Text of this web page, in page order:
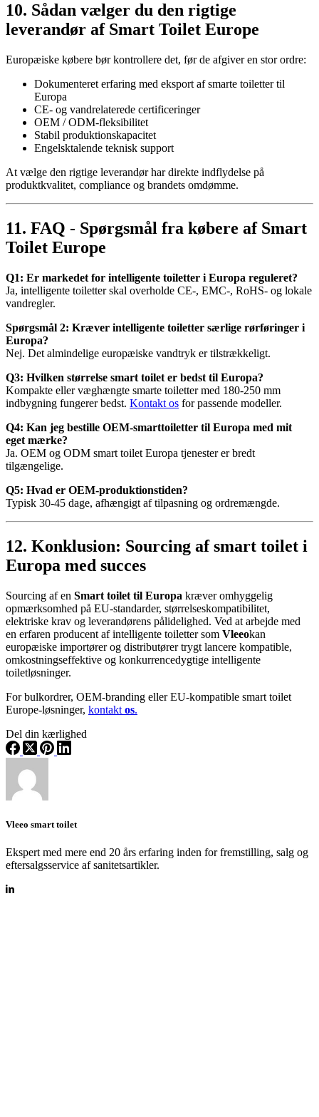
10. Sådan vælger du den rigtige
leverandør af Smart Toilet Europe
Europæiske købere bør kontrollere det, før de afgiver en stor ordre:
Dokumenteret erfaring med eksport af smarte toiletter til
Europa
CE- og vandrelaterede certificeringer
OEM / ODM-fleksibilitet
Stabil produktionskapacitet
Engelsktalende teknisk support
At vælge den rigtige leverandør har direkte indflydelse på
produktkvalitet, compliance og brandets omdømme.
11. FAQ - Spørgsmål fra købere af Smart
Toilet Europe
Q1: Er markedet for intelligente toiletter i Europa reguleret?
Ja, intelligente toiletter skal overholde CE-, EMC-, RoHS- og lokale
vandregler.
Spørgsmål 2: Kræver intelligente toiletter særlige rørføringer i
Europa?
Nej. Det almindelige europæiske vandtryk er tilstrækkeligt.
Q3: Hvilken størrelse smart toilet er bedst til Europa?
Kompakte eller væghængte smarte toiletter med 180-250 mm
indbygning fungerer bedst. Kontakt os for passende modeller.
Q4: Kan jeg bestille OEM-smarttoiletter til Europa med mit
eget mærke?
Ja. OEM og ODM smart toilet Europa tjenester er bredt
tilgængelige.
Q5: Hvad er OEM-produktionstiden?
Typisk 30-45 dage, afhængigt af tilpasning og ordremængde.
12. Konklusion: Sourcing af smart toilet i
Europa med succes
Sourcing af en Smart toilet til Europa kræver omhyggelig
opmærksomhed på EU-standarder, størrelseskompatibilitet,
elektriske krav og leverandørens pålidelighed. Ved at arbejde med
en erfaren producent af intelligente toiletter som Vleeokan
europæiske importører og distributører trygt lancere kompatible,
omkostningseffektive og konkurrencedygtige intelligente
toiletløsninger.
For bulkordrer, OEM-branding eller EU-kompatible smart toilet
Europe-løsninger, kontakt os.
Del din kærlighed
Vleeo smart toilet
Ekspert med mere end 20 års erfaring inden for fremstilling, salg og
eftersalgsservice af sanitetsartikler.